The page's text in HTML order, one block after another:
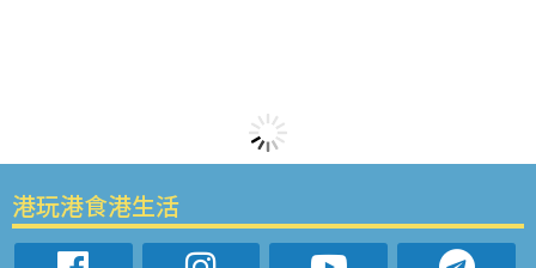
港玩港食港生活